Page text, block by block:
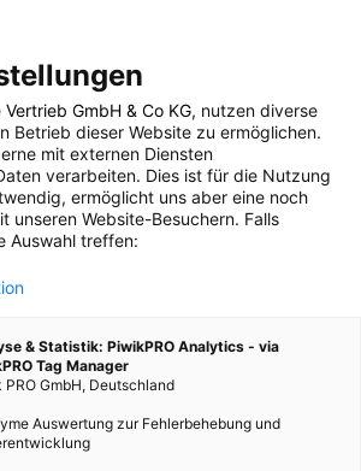
POSTS BY TAG
1 BEITRAG
Vertrieb GmbH & Co KG, nutzen diverse
Betrieb dieser Website zu ermöglichen.
mit externen Diensten
verarbeiten. Dies ist für die Nutzung
ermöglicht uns aber eine noch
unseren Website-Besuchern. Falls
Auswahl treffen:
& Statistik: PiwikPRO Analytics - via
Tag Manager
PRO GmbH, Deutschland
Auswertung zur Fehlerbehebung und